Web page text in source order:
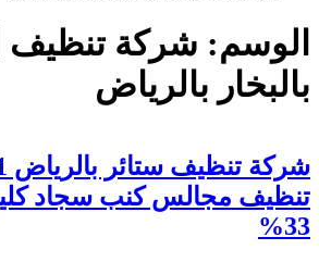
الوسم: شركة تنظيف
بالبخار بالرياض
تنظيف مجالس كنب سجاد
33%